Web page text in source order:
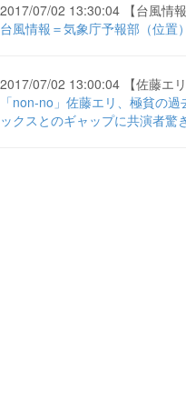
2017/07/02 13:30:04 【台風情報
台風情報＝気象庁予報部（位置
2017/07/02 13:00:04 【佐藤エリ
「non-no」佐藤エリ、極貧の
ックスとのギャップに共演者驚